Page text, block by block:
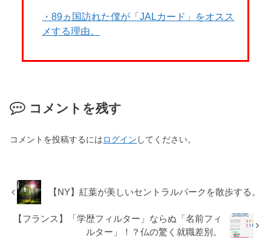
・89ヵ国訪れた僕が「JALカード」をオスス
メする理由。
コメントを残す
コメントを投稿するにはログイン してください。
【NY】紅葉が美しいセントラルパークを散歩する。
【フランス】「学歴フィルター」ならぬ「名前フィ
ルター」！？仏の驚く就職差別。